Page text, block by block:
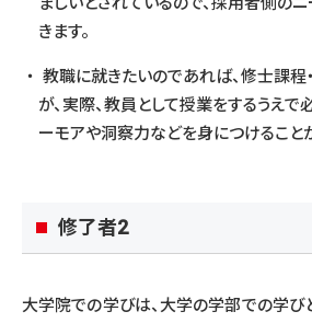
きます。
教職に就きたいのであれば、修士課
が、実際、教員として授業をするうえ
ーモアや洞察力などを身につけること
修了者2
大学院での学びは、大学の学部での学び